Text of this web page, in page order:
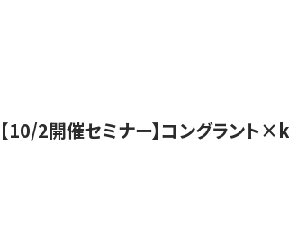
【10/2開催セミナー】コングラン